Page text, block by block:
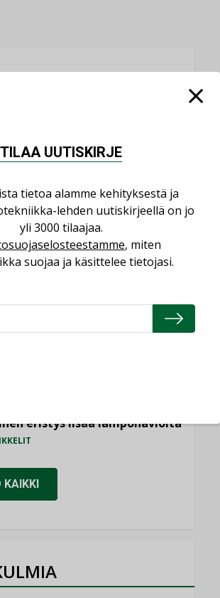
UUTISET
Cervin yrityskaupasta:
hakevat kumppaneita, jotka
useita teknisiä osaamisalueita
alle”
tuodaan yhteen”
,TILAAJILLE
eristys lisää lämpöhäviöitä
KAIKKI
TILAA UUTISKIRJE
tietoa alamme kehityksestä ja
lehden uutiskirjeellä on jo
yli 3000 tilaajaa.
, miten
suojaa ja käsittelee tietojasi.